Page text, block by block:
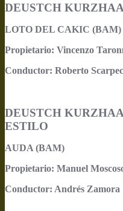
DEUSTCH
LOTO DEL CAKIC (BAM)
Propietario: Vincenzo
Conductor: Roberto
DEUSTCH
ESTILO
AUDA (BAM)
Propietario: Manuel
Conductor: Andrés Zamora